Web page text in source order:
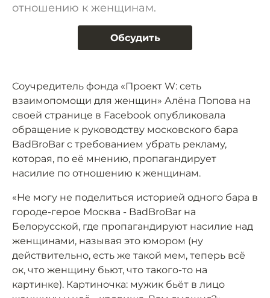
отношению к женщинам.
Обсудить
Соучредитель фонда «Проект W: сеть
взаимопомощи для женщин» Алёна Попова на
своей странице в Facebook опубликовала
обращение к руководству московского бара
BadBroBar с требованием убрать рекламу,
которая, по её мнению, пропагандирует
насилие по отношению к женщинам.
«Не могу не поделиться историей одного бара в
городе-герое Москва - BadBroBar на
Белорусской, где пропагандируют насилие над
женщинами, называя это юмором (ну
действительно, есть же такой мем, теперь всё
ок, что женщину бьют, что такого-то на
картинке). Картиночка: мужик бьёт в лицо